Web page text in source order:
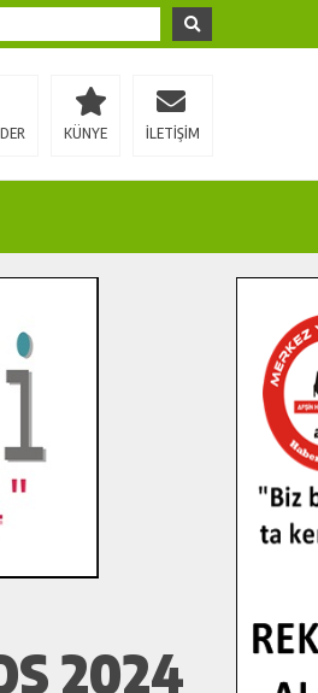
KÜNYE İLETİŞİM
2024